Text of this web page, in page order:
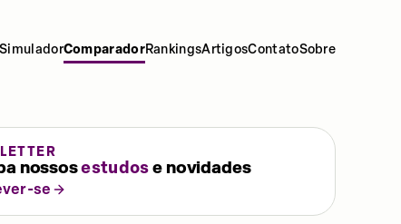
SimuladorComparadorRankingsArtigosContatoSobre
nossosestudose novidades
se